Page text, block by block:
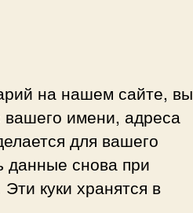
на нашем сайте, вы
имени, адреса
для вашего
данные снова при
куки хранятся в